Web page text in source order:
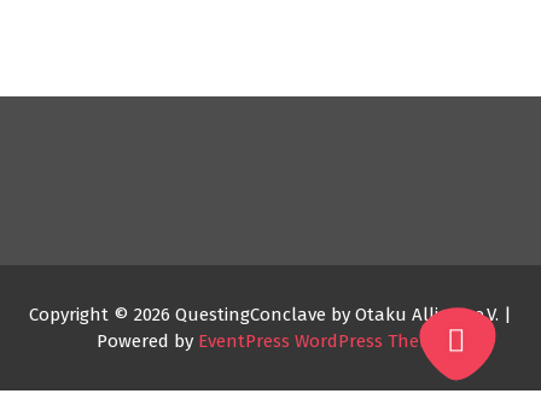
Copyright © 2026 QuestingConclave by Otaku Allianz e.V. |
Powered by EventPress WordPress Theme